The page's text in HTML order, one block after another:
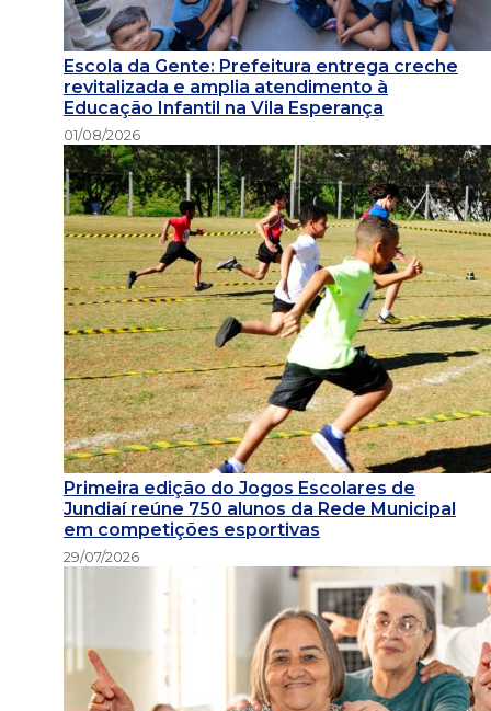
Escola da Gente: Prefeitura entrega creche
revitalizada e amplia atendimento à
Educação Infantil na Vila Esperança
01/08/2026
Primeira edição do Jogos Escolares de
Jundiaí reúne 750 alunos da Rede Municipal
em competições esportivas
29/07/2026